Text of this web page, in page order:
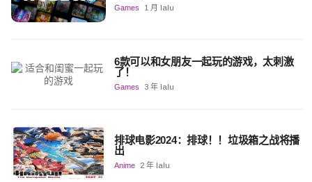
Games 1 月 lalu
6款可以和女朋友一起玩的游戏，太刺激
了！
Games 3 年 lalu
排球电影2024：排球！！垃圾箱之战将播
出
Anime 2 年 lalu